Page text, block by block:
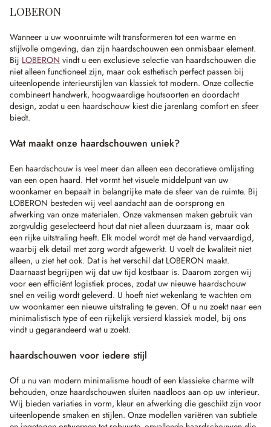
LOBERON
Wanneer u uw woonruimte wilt transformeren tot een warme en
stijlvolle omgeving, dan zijn haardschouwen een onmisbaar element.
Bij LOBERON vindt u een exclusieve selectie van haardschouwen die
niet alleen functioneel zijn, maar ook esthetisch perfect passen bij
uiteenlopende interieurstijlen van klassiek tot modern. Onze collectie
combineert handwerk, hoogwaardige houtsoorten en doordacht
design, zodat u een haardschouw kiest die jarenlang comfort en sfeer
biedt.
Wat maakt onze haardschouwen uniek?
Een haardschouw is veel meer dan alleen een decoratieve omlijsting
van een open haard. Het vormt het visuele middelpunt van uw
woonkamer en bepaalt in belangrijke mate de sfeer van de ruimte. Bij
LOBERON besteden wij veel aandacht aan de oorsprong en
afwerking van onze materialen. Onze vakmensen maken gebruik van
zorgvuldig geselecteerd hout dat niet alleen duurzaam is, maar ook
een rijke uitstraling heeft. Elk model wordt met de hand vervaardigd,
waarbij elk detail met zorg wordt afgewerkt. U voelt de kwaliteit niet
alleen, u ziet het ook. Dat is het verschil dat LOBERON maakt.
Daarnaast begrijpen wij dat uw tijd kostbaar is. Daarom zorgen wij
voor een efficiënt logistiek proces, zodat uw nieuwe haardschouw
snel en veilig wordt geleverd. U hoeft niet wekenlang te wachten om
uw woonkamer een nieuwe uitstraling te geven. Of u nu zoekt naar een
minimalistisch type of een rijkelijk versierd klassiek model, bij ons
vindt u gegarandeerd wat u zoekt.
haardschouwen voor iedere stijl
Of u nu van modern minimalisme houdt of een klassieke charme wilt
behouden, onze haardschouwen sluiten naadloos aan op uw interieur.
Wij bieden variaties in vorm, kleur en afwerking die geschikt zijn voor
uiteenlopende smaken en stijlen. Onze modellen variëren van subtiele